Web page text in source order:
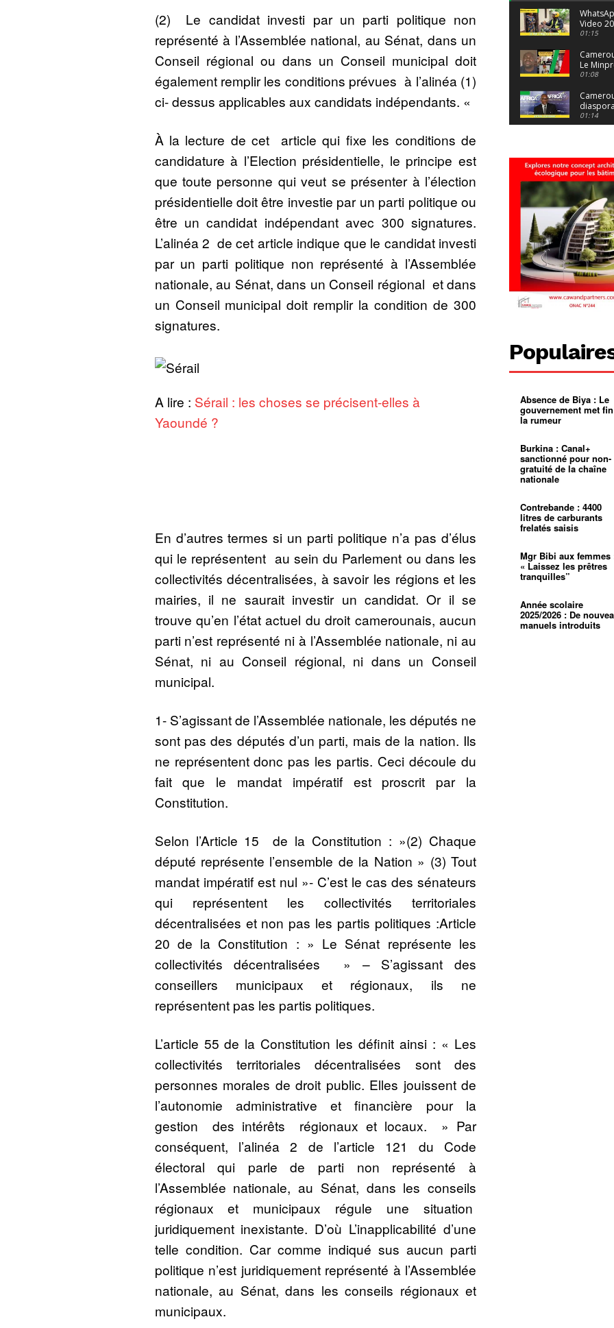
(2) Le candidat investi par un parti politique non
représenté à l’Assemblée national, au Sénat, dans un
Conseil régional ou dans un Conseil municipal doit
également remplir les conditions prévues à l’alinéa (1)
ci- dessus applicables aux candidats indépendants. «
À la lecture de cet article qui fixe les conditions de
candidature à l’Election présidentielle, le principe est
que toute personne qui veut se présenter à l’élection
présidentielle doit être investie par un parti politique ou
être un candidat indépendant avec 300 signatures.
L’alinéa 2 de cet article indique que le candidat investi
par un parti politique non représenté à l’Assemblée
nationale, au Sénat, dans un Conseil régional et dans
un Conseil municipal doit remplir la condition de 300
signatures.
A lire : Sérail : les choses se précisent-elles à
Yaoundé ?
En d’autres termes si un parti politique n’a pas d’élus
qui le représentent au sein du Parlement ou dans les
collectivités décentralisées, à savoir les régions et les
mairies, il ne saurait investir un candidat. Or il se
trouve qu’en l’état actuel du droit camerounais, aucun
parti n’est représenté ni à l’Assemblée nationale, ni au
Sénat, ni au Conseil régional, ni dans un Conseil
municipal.
1- S’agissant de l’Assemblée nationale, les députés ne
sont pas des députés d’un parti, mais de la nation. Ils
ne représentent donc pas les partis. Ceci découle du
fait que le mandat impératif est proscrit par la
Constitution.
Selon l’Article 15 de la Constitution : »(2) Chaque
député représente l’ensemble de la Nation » (3) Tout
mandat impératif est nul »- C’est le cas des sénateurs
qui représentent les collectivités territoriales
décentralisées et non pas les partis politiques :Article
20 de la Constitution : » Le Sénat représente les
collectivités décentralisées » – S’agissant des
conseillers municipaux et régionaux, ils ne
représentent pas les partis politiques.
L’article 55 de la Constitution les définit ainsi : « Les
collectivités territoriales décentralisées sont des
personnes morales de droit public. Elles jouissent de
l’autonomie administrative et financière pour la
gestion des intérêts régionaux et locaux. » Par
conséquent, l’alinéa 2 de l’article 121 du Code
électoral qui parle de parti non représenté à
l’Assemblée nationale, au Sénat, dans les conseils
régionaux et municipaux régule une situation
juridiquement inexistante. D’où L’inapplicabilité d’une
telle condition. Car comme indiqué sus aucun parti
politique n’est juridiquement représenté à l’Assemblée
nationale, au Sénat, dans les conseils régionaux et
municipaux.
Video
29 at 12
01:15
Le
alerte
jeunes
01:08
diaspora
suivra-t-
l’appel
01:14
grandes
pluies
01:02
Échec
Le père
réclame
400 000
pasteur
01:16
L’État
mieux
d’or
01:27
Entre
spirituel
01:12
Pénurie
à
au
Alexis
Dipanda
Mouelle :
dernier
01:22
Absence de Biya : Le
gouvernement met
la rumeur
Burkina : Canal+
sanctionné pour non-
gratuité de la chaîne
nationale
Contrebande : 4400
litres de carburants
frelatés saisis
Mgr Bibi aux femmes
« Laissez les prêtres
tranquilles”
Année scolaire
2025/2026 : De
manuels introduits